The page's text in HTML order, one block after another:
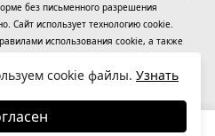
без письменного разрешения
Сайт использует технологию cookie.
использования cookie, а также
(информационные технологии
сбора, систематизации и анализа
пользователей сети «Интернет»,
Федерации).
cookie файлы. Узнать